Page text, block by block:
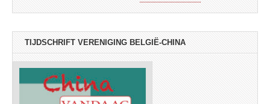
TIJDSCHRIFT VERENIGING BELGIË-CHINA